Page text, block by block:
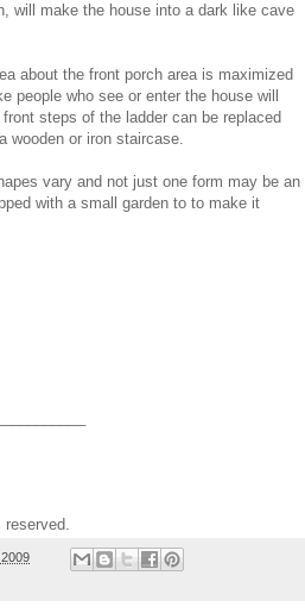
will make the house into a dark like cave
about the front porch area is maximized
people who see or enter the house will
steps of the ladder can be replaced
wooden or iron staircase.
vary and not just one form may be an
with a small garden to to make it
reserved.